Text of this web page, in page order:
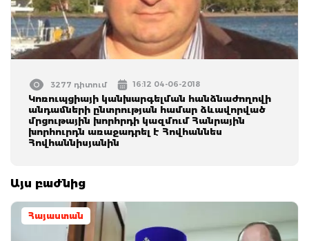
3277 դիտում 16:12 04-06-2018
Կոռուպցիայի կանխարգելման հանձնաժողովի
անդամների ընտրության համար ձևավորված
մրցութային խորհրդի կազմում Հանրային
խորհուրդն առաջադրել է Հովհաննես
Հովհաննիսյանին
Այս բաժնից
Հայաստան